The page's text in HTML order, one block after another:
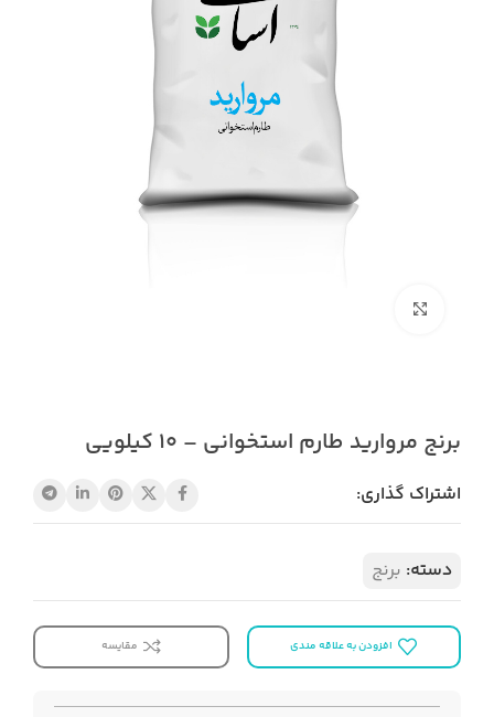
برنج مروارید طارم استخوانی – ۱۰ کیلویی
اشتراک گذاری:
دسته: برنج
افزودن به علاقه مندی مقایسه